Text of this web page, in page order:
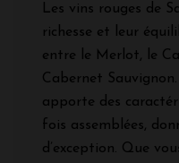
Les vins rouges de
richesse et leur
entre le Merlot, le
Cabernet
apporte des
fois assemblées,
d’exception. Que